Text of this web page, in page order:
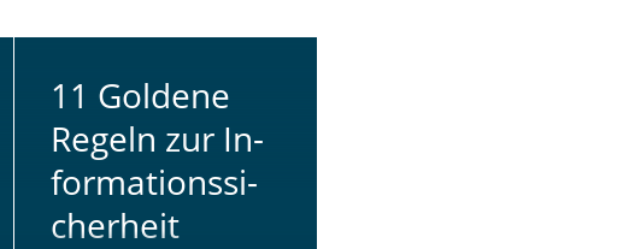
11 Goldene
Regeln zur In­
for­ma­ti­ons­si­
cher­heit